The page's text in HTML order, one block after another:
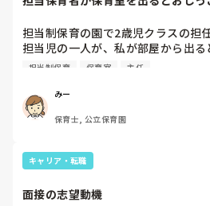
今は８月。
家でもやることはあります。
日常生活すら支障をきたすほどにな
椅子に座って作業をすれば？
と、園で言われました。
なので、子ども椅子程度の高さの
ただじっと座っていても、5分も座
す。
この高さの作業だと意外に、
担当制保育の園で2歳児クラスの担
担当児の一人が、私が部屋から出
になりました。
4月から私への執着が強かったので
時に私がそばに行かないと繰り返し
寝かしつけしている子にちょっか
もしばしば…
パンツで寝れる子が増えてきて、寝
うとするとその子も行きたがります。
担当制保育 保育室 主任
みー
保育士, 公立保育園
キャリア・転職
面接の志望動機